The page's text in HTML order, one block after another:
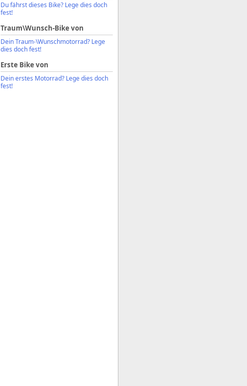
Du fährst dieses Bike? Lege dies doch
fest!
Traum\Wunsch-Bike von
Dein Traum-\Wunschmotorrad? Lege
dies doch fest!
Erste Bike von
Dein erstes Motorrad? Lege dies doch
fest!